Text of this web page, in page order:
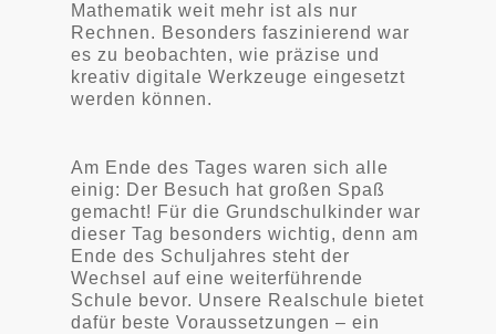
Mathematik weit mehr ist als nur
Rechnen. Besonders faszinierend war
es zu beobachten, wie präzise und
kreativ digitale Werkzeuge eingesetzt
werden können.
Am Ende des Tages waren sich alle
einig: Der Besuch hat großen Spaß
gemacht! Für die Grundschulkinder war
dieser Tag besonders wichtig, denn am
Ende des Schuljahres steht der
Wechsel auf eine weiterführende
Schule bevor. Unsere Realschule bietet
dafür beste Voraussetzungen – ein